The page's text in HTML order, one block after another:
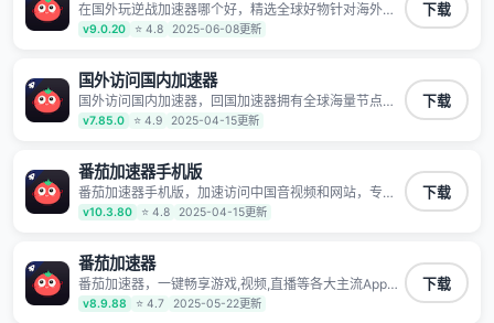
在国外玩逆战加速器哪个好，精选全球好物针对海外华
人、留学生和海外出差用户打造的一款高质量专属回国
加速器,只要身处海外即可一键加速畅享国内网络:追剧听
等多场景的应用及网络加速
v9.0.20 ⭐ 4.8 2025-06-08更新
下载
国外访问国内加速器
国外访问国内加速器，回国加速器拥有全球海量节点覆
盖，运营商专线不卡顿超稳定，专为海外华人和留学生
打造，帮助海外华人免除地域限制，随时高速稳定低延
v7.85.0 ⭐ 4.9 2025-04-15更新
下载
番茄加速器手机版
番茄加速器手机版，加速访问中国音视频和网站，专业
回国加速器，帮你加速访问优酷、bilibili、腾讯视频、爱
奇艺等，加速国服游戏，例如原神、阴阳师、和平精
明日方舟、战双帕弥什、sky光·遇、另一个伊甸园等国
内各种服务,回国加速器致力于帮助海外华人和留学生、
港澳台地区用户提供最好的回国游戏和音乐视频加速服
务，可以在海外或港澳台地区流畅加速国服游戏和音视
v10.3.80 ⭐ 4.8 2025-04-15更新
下载
番茄加速器
番茄加速器，一键畅享游戏,视频,直播等各大主流App应
用,视频加载极速不卡顿。人在海外听歌,玩国服游戏 简
单易用。
v8.9.88 ⭐ 4.7 2025-05-22更新
下载